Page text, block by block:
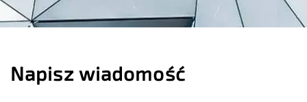
Napisz wiadomość